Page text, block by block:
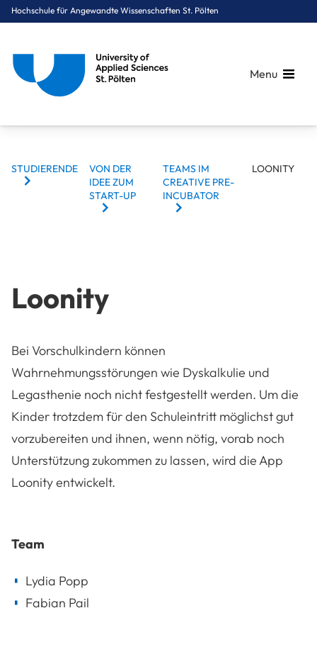
Hochschule für Angewandte Wissenschaften St. Pölten
Menu
You are here:
der Idee zum Start-up
im Creative Pre-Incubator
BREADCRUMBS
STUDIERENDE
VON DER
IDEE ZUM
START-UP
TEAMS IM
CREATIVE PRE-
INCUBATOR
LOONITY
Loonity
Bei Vorschulkindern können
Wahrnehmungsstörungen wie Dyskalkulie und
Legasthenie noch nicht festgestellt werden. Um die
Kinder trotzdem für den Schuleintritt möglichst gut
vorzubereiten und ihnen, wenn nötig, vorab noch
Unterstützung zukommen zu lassen, wird die App
Loonity entwickelt.
Team
Lydia Popp
Fabian Pail